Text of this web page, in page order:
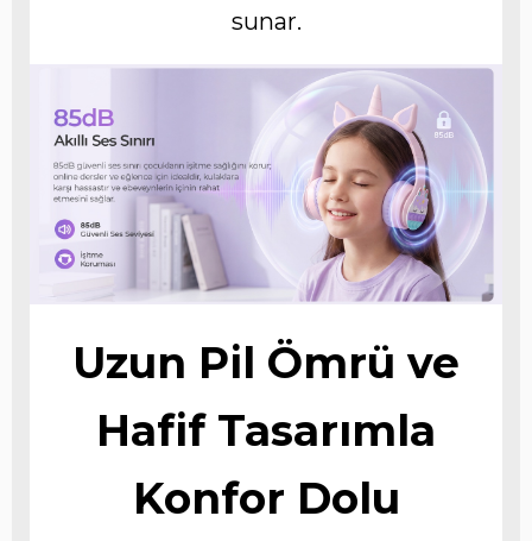
sunar.
Uzun Pil Ömrü ve
Hafif Tasarımla
Konfor Dolu